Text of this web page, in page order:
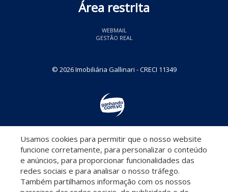
Área restrita
WEBMAIL
GESTÃO REAL
© 2026 Imobiliária Gallinari - CRECI 11349
Descomplicado por:
Usamos cookies para permitir que o nosso website
funcione corretamente, para personalizar o conteúdo
e anúncios, para proporcionar funcionalidades das
redes sociais e para analisar o nosso tráfego.
Também partilhamos informação com os nossos